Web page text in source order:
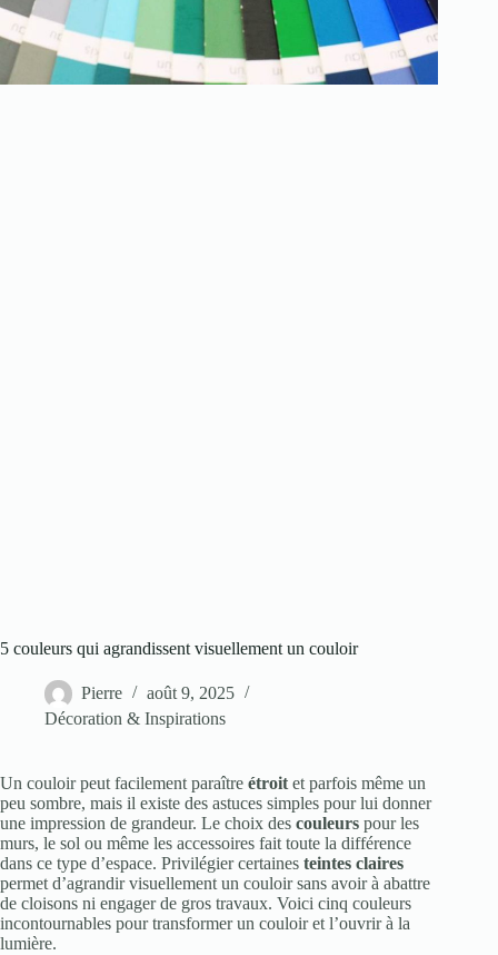
5 couleurs qui agrandissent visuellement un couloir
Pierre
août 9, 2025
Décoration & Inspirations
Un couloir peut facilement paraître étroit et parfois même un
peu sombre, mais il existe des astuces simples pour lui donner
une impression de grandeur. Le choix des couleurs pour les
murs, le sol ou même les accessoires fait toute la différence
dans ce type d’espace. Privilégier certaines teintes claires
permet d’agrandir visuellement un couloir sans avoir à abattre
de cloisons ni engager de gros travaux. Voici cinq couleurs
incontournables pour transformer un couloir et l’ouvrir à la
lumière.